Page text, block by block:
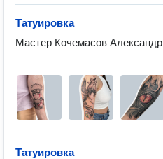
Татуировка
Мастер Кочемасов Александр
Татуировка